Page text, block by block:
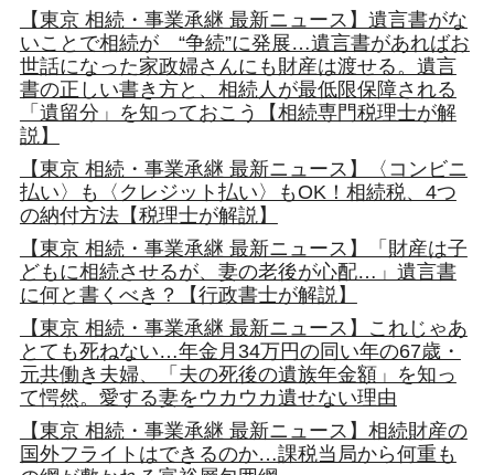
【東京 相続・事業承継 最新ニュース】遺言書がな
いことで相続が “争続”に発展…遺言書があればお
世話になった家政婦さんにも財産は渡せる。遺言
書の正しい書き方と、相続人が最低限保障される
「遺留分」を知っておこう【相続専門税理士が解
説】
【東京 相続・事業承継 最新ニュース】〈コンビニ
払い〉も〈クレジット払い〉もOK！相続税、4つ
の納付方法【税理士が解説】
【東京 相続・事業承継 最新ニュース】「財産は子
どもに相続させるが、妻の老後が心配…」遺言書
に何と書くべき？【行政書士が解説】
【東京 相続・事業承継 最新ニュース】これじゃあ
とても死ねない…年金月34万円の同い年の67歳・
元共働き夫婦、「夫の死後の遺族年金額」を知っ
て愕然。愛する妻をウカウカ遺せない理由
【東京 相続・事業承継 最新ニュース】相続財産の
国外フライトはできるのか…課税当局から何重も